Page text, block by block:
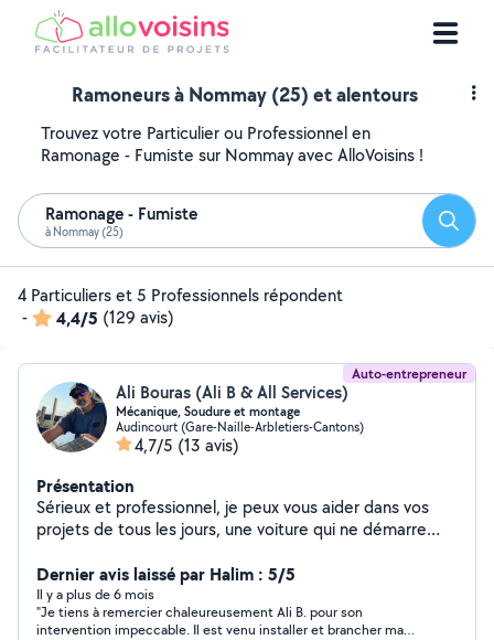
Ramoneurs à Nommay (25) et alentours
Trouvez votre Particulier ou Professionnel en
Ramonage - Fumiste sur Nommay avec AlloVoisins !
Ramonage - Fumiste
à Nommay (25)
4 Particuliers et 5 Professionnels répondent
-
4,4/5 (129 avis)
Auto-entrepreneur
Ali Bouras (Ali B & All Services)
Mécanique, Soudure et montage
Audincourt (Gare-Naille-Arbletiers-Cantons)
4,7/5 (13 avis)
Présentation
Sérieux et professionnel, je peux vous aider dans vos
projets de tous les jours, une voiture qui ne démarre
panneaux solaires à fixer ou des petits travaux de tous
les jours. Je suis la personne qu'il vous faut. Vous pouvez
me contacter.
Dernier avis laissé par Halim : 5/5
Il y a plus de 6 mois
"Je tiens à remercier chaleureusement Ali B. pour son
intervention impeccable. Il est venu installer et brancher ma